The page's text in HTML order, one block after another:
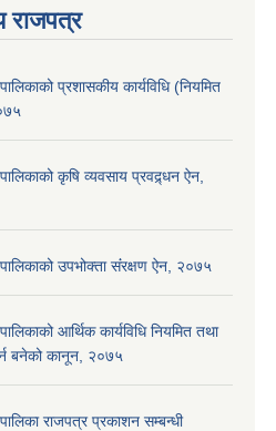
राजपत्र
प्रशासकीय कार्यविधि (नियमित
कृषि व्यवसाय प्रवद्र्धन ऐन,
उपभोक्ता संंरक्षण ऐन, २०७५
आर्थिक कार्यविधि नियमित तथा
बनेको कानून, २०७५
राजपत्र प्रकाशन सम्बन्धी